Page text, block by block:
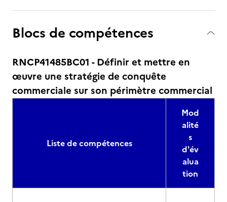
Blocs de compétences
RNCP41485BC01 - Définir et mettre en
œuvre une stratégie de conquête
commerciale sur son périmètre commercial
Liste de compétences
Mod
alité
s
d'év
alua
tion